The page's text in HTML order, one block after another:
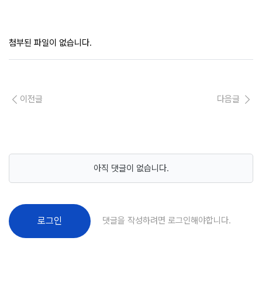
첨부된 파일이 없습니다.
이전글 다음글
아직 댓글이 없습니다.
로그인 댓글을 작성하려면 로그인해야합니다.